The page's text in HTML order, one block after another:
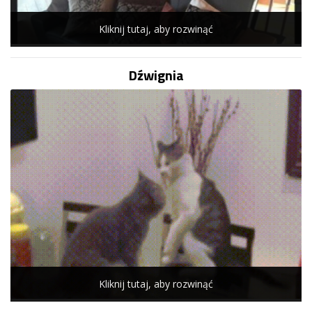
Kliknij tutaj, aby rozwinąć
Dźwignia
Kliknij tutaj, aby rozwinąć